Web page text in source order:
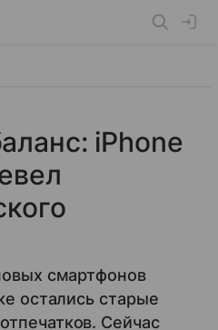
iPhone
смартфонов
остались старые
Сейчас